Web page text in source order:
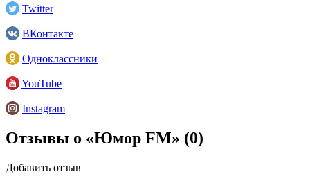
Twitter
ВКонтакте
Одноклассники
YouTube
Instagram
Отзывы о «Юмор FM» (0)
Добавить отзыв